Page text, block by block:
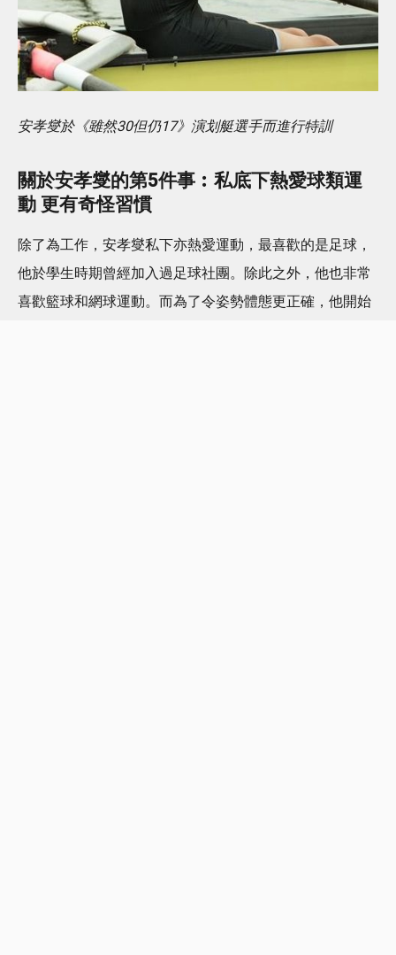
安孝燮於《雖然30但仍17》演划艇選手而進行特訓
關於安孝燮的第5件事︰私底下熱愛球類運
動 更有奇怪習慣
除了為工作，安孝燮私下亦熱愛運動，最喜歡的是足球，
他於學生時期曾經加入過足球社團。除此之外，他也非常
喜歡籃球和網球運動。而為了令姿勢體態更正確，他開始